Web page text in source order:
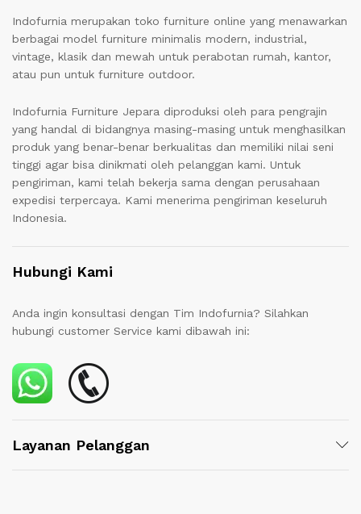
Indofurnia merupakan toko furniture online yang menawarkan
berbagai model furniture minimalis modern, industrial,
vintage, klasik dan mewah untuk perabotan rumah, kantor,
atau pun untuk furniture outdoor.
Indofurnia Furniture Jepara diproduksi oleh para pengrajin
yang handal di bidangnya masing-masing untuk menghasilkan
produk yang benar-benar berkualitas dan memiliki nilai seni
tinggi agar bisa dinikmati oleh pelanggan kami. Untuk
pengiriman, kami telah bekerja sama dengan perusahaan
expedisi terpercaya. Kami menerima pengiriman keseluruh
Indonesia.
Hubungi Kami
Anda ingin konsultasi dengan Tim Indofurnia? Silahkan
hubungi customer Service kami dibawah ini:
Layanan Pelanggan